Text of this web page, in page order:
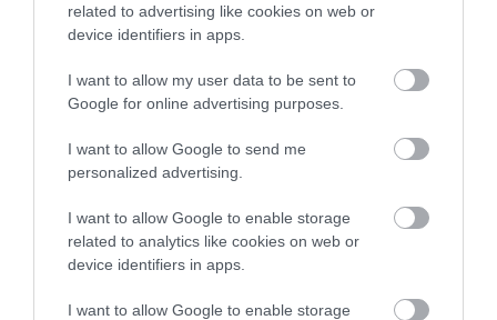
related to advertising like cookies on web or
device identifiers in apps.
I want to allow my user data to be sent to
Google for online advertising purposes.
I want to allow Google to send me
personalized advertising.
I want to allow Google to enable storage
related to analytics like cookies on web or
device identifiers in apps.
I want to allow Google to enable storage
KÖVETKEZŐ CIKK
SZÁJSZERV NÉLKÜL ÉL A VILÁG LEGNAGYOBB LEPKÉJE, AZ
ATLASZLEPKE
HASONLÓ ÉRDEKESSÉGEK